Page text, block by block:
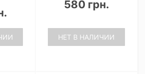
580 грн.
НЕТ В НАЛИЧИИ